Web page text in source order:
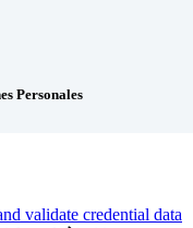
Personales
validate credential data